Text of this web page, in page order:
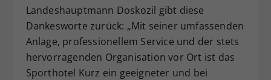
Landeshauptmann Doskozil gibt diese
Dankesworte zurück: „Mit seiner umfassenden
Anlage, professionellem Service und der stets
hervorragenden Organisation vor Ort ist das
Sporthotel Kurz ein geeigneter und bei